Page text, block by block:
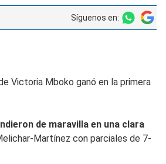
Síguenos en:
Victoria Mboko ganó en la primera
de maravilla en una clara
Martínez con parciales de 7-